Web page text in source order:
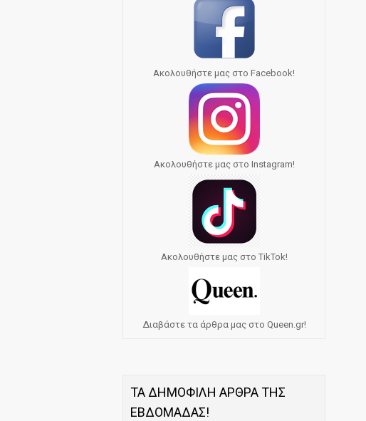
Ακολουθήστε μας στο Facebook!
Ακολουθήστε μας στο Instagram!
Ακολουθήστε μας στο TikTok!
Διαβάστε τα άρθρα μας στο Queen.gr!
ΤΑ ΔΗΜΟΦΙΛΗ ΑΡΘΡΑ ΤΗΣ
ΕΒΔΟΜΑΔΑΣ!